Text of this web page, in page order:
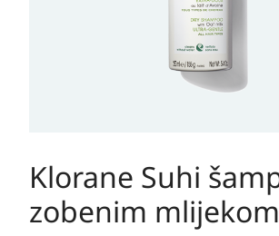
Klorane Suhi
zobenim mlijekom